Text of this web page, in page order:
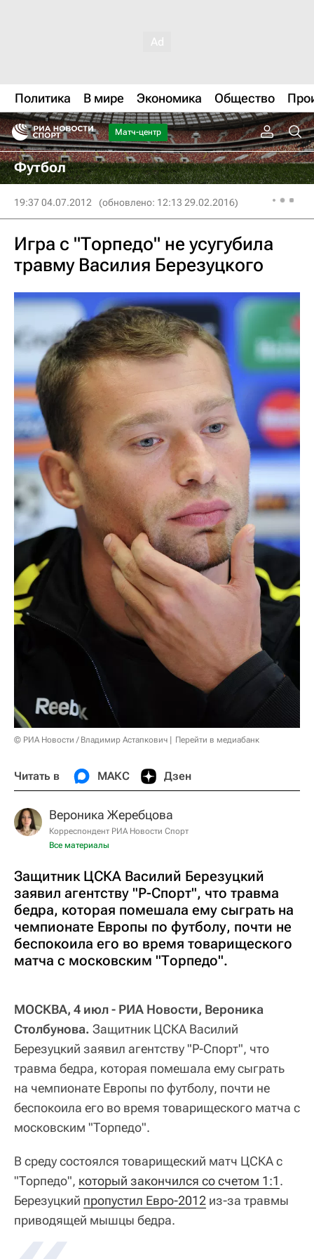
Политика В мире Экономика Общество
Матч-центр
Футбол
19:37 04.07.2012 (обновлено: 12:13 29.02.2016)
Игра с "Торпедо" не усугубила
травму Василия Березуцкого
© РИА Новости / Владимир Астапкович Перейти в медиабанк
Читать в МАКС Дзен
Вероника Жеребцова
Корреспондент РИА Новости Спорт
Все материалы
Защитник ЦСКА Василий Березуцкий
заявил агентству "Р-Спорт", что травма
бедра, которая помешала ему сыграть на
чемпионате Европы по футболу, почти не
беспокоила его во время товарищеского
матча с московским "Торпедо".
МОСКВА, 4 июл - РИА Новости, Вероника
Столбунова. Защитник ЦСКА Василий
Березуцкий заявил агентству "Р-Спорт", что
травма бедра, которая помешала ему сыграть
на чемпионате Европы по футболу, почти не
беспокоила его во время товарищеского матча с
московским "Торпедо".
В среду состоялся товарищеский матч ЦСКА с
"Торпедо", который закончился со счетом 1:1.
Березуцкий пропустил Евро-2012 из-за травмы
приводящей мышцы бедра.